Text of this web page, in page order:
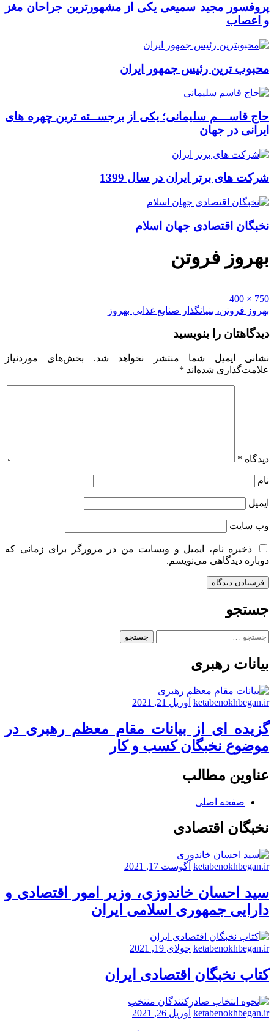
پروفسور مجید سمیعی یکی از مشهورترین جراحان مغز
و اعصاب
محبوب ترین رئیس جمهور ایران
حاج قاســـم سلیمانی؛ یکی از برجســته ترین چهره های
ایرانی در جهان
شرکت های برتر ایران در سال 1399
نخبگان اقتصادی جهان اسلام
بهروز فروتن
Full
size
750 × 400
راهبری
نوشته
بهروز فروتن، بنیانگذار صنایع غذایی بهروز
دیدگاهتان را بنویسید
نشانی ایمیل شما منتشر نخواهد شد.
بخش‌های موردنیاز
علامت‌گذاری شده‌اند *
دیدگاه *
نام
ایمیل
وب‌ سایت
ذخیره نام، ایمیل و وبسایت من در مرورگر برای زمانی که
دوباره دیدگاهی می‌نویسم.
جستجو
جستجو
بیانات رهبری
ketabenokhbegan.ir آوریل 21, 2021
گزیده ای از بیانات مقام معظم رهبری در
موضوع نخبگان کسب و کار
عناوین مطالب
صفحه اصلی
نخبگان اقتصادی
ketabenokhbegan.ir آگوست 17, 2021
سید احسان خاندوزی، وزیر امور اقتصادی و
دارایی جمهوری اسلامی ایران
ketabenokhbegan.ir جولای 19, 2021
کتاب نخبگان اقتصادی ایران
ketabenokhbegan.ir آوریل 26, 2021